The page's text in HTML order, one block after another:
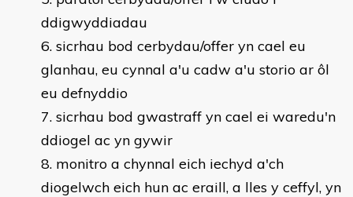
ddigwyddiadau
sicrhau bod cerbydau/offer yn cael eu
glanhau, eu cynnal a'u cadw a'u storio ar ôl
eu defnyddio
sicrhau bod gwastraff yn cael ei waredu'n
ddiogel ac yn gywir
monitro a chynnal eich iechyd a'ch
diogelwch eich hun ac eraill, a lles y ceffyl, yn